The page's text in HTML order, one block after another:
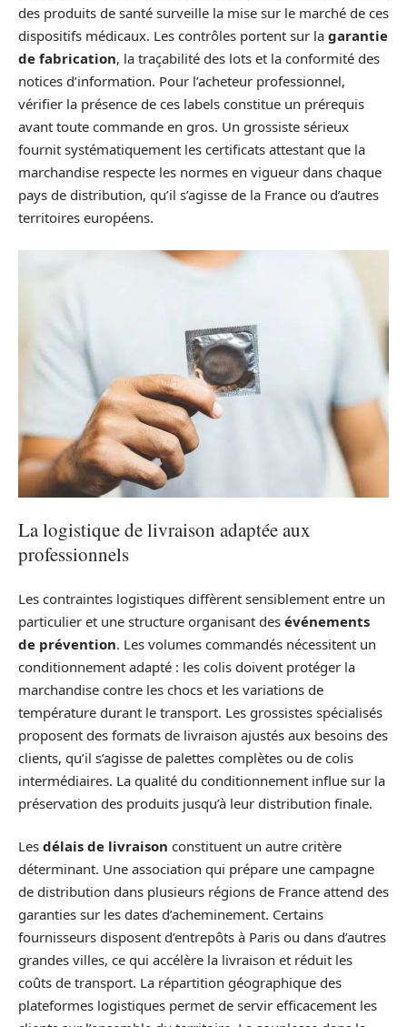
des produits de santé surveille la mise sur le marché de ces
dispositifs médicaux. Les contrôles portent sur la garantie
de fabrication, la traçabilité des lots et la conformité des
notices d’information. Pour l’acheteur professionnel,
vérifier la présence de ces labels constitue un prérequis
avant toute commande en gros. Un grossiste sérieux
fournit systématiquement les certificats attestant que la
marchandise respecte les normes en vigueur dans chaque
pays de distribution, qu’il s’agisse de la France ou d’autres
territoires européens.
La logistique de livraison adaptée aux
professionnels
Les contraintes logistiques diffèrent sensiblement entre un
particulier et une structure organisant des événements
de prévention. Les volumes commandés nécessitent un
conditionnement adapté : les colis doivent protéger la
marchandise contre les chocs et les variations de
température durant le transport. Les grossistes spécialisés
proposent des formats de livraison ajustés aux besoins des
clients, qu’il s’agisse de palettes complètes ou de colis
intermédiaires. La qualité du conditionnement influe sur la
préservation des produits jusqu’à leur distribution finale.
Les délais de livraison constituent un autre critère
déterminant. Une association qui prépare une campagne
de distribution dans plusieurs régions de France attend des
garanties sur les dates d’acheminement. Certains
fournisseurs disposent d’entrepôts à Paris ou dans d’autres
grandes villes, ce qui accélère la livraison et réduit les
coûts de transport. La répartition géographique des
plateformes logistiques permet de servir efficacement les